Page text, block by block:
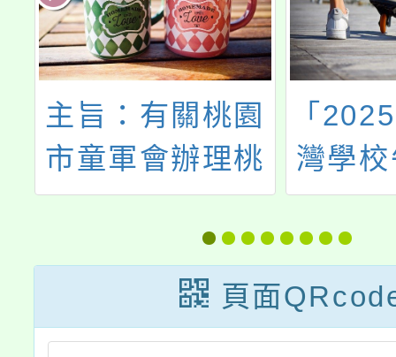
主旨：有關桃園
市童軍會辦理桃
園市第91期童軍
暨行義童軍服務
員木章基本訓練
一案，請鼓勵所
「
灣學
《午
學生
頁面